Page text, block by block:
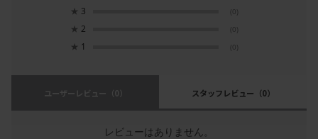
★ 3 (0)
★ 2 (0)
★ 1 (0)
ユーザーレビュー （0） スタッフレビュー （0）
レビューはありません。